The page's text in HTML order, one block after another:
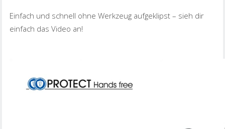
Einfach und schnell ohne Werkzeug aufgeklipst – sieh dir
einfach das Video an!